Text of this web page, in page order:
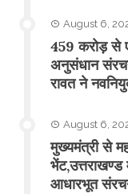
August 6,
459 करोड़ से
अनुसंधान
रावत ने
August 6,
मुख्यमंत्री से
आधारभूत